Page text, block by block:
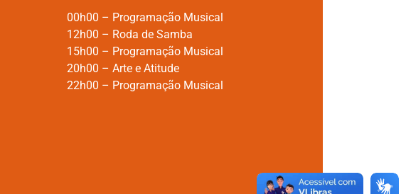
00h00 – Programação Musical
12h00 – Roda de Samba
15h00 – Programação Musical
20h00 – Arte e Atitude
22h00 – Programação Musical